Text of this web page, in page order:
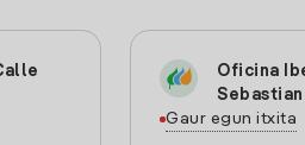
Oficina
Gaur egun itxita